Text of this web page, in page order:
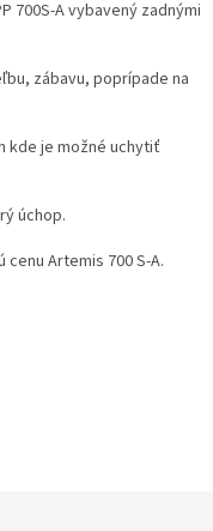
700S-A vybavený zadnými
zábavu, poprípade na
kde je možné uchytiť
úchop.
Artemis 700 S-A.